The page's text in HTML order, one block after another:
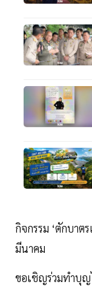
กิจกรรม ‘ตักบาต
มีนาคม
ขอเชิญร่วมทำบุ